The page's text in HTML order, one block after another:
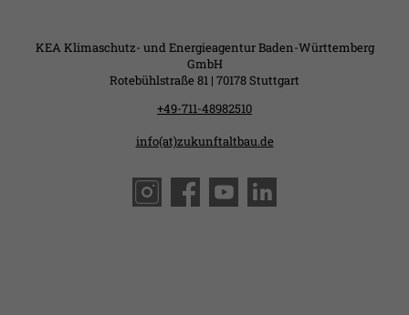
KEA Klimaschutz- und Energieagentur Baden-Württemberg
GmbH
Rotebühlstraße 81 | 70178 Stuttgart
+49-711-48982510
info(at)zukunftaltbau.de